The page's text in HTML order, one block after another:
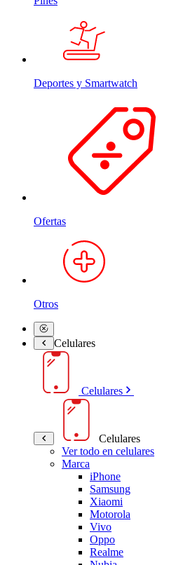
Deportes y Smartwatch
Ofertas
Otros
Celulares
Celulares
Celulares
Ver todo en celulares
Marca
iPhone
Samsung
Xiaomi
Motorola
Vivo
Oppo
Realme